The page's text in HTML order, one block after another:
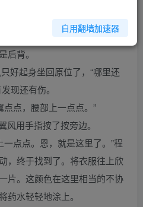
地方没擦到，前面和后面都伤
后背。
起身坐回原位了，“哪里还
现还有伤。
点，腰部上一点点。”
用手指按了按旁边。
点点。恩，就是这里了。”程
，终于找到了。将衣服往上欣
片。这颜色在这里相当的不协
药水轻轻地涂上。
自用翻墙加速器